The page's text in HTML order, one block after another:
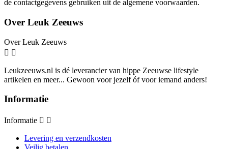
de contactgegevens gebruiken uit de algemene voorwaarden.
Over Leuk Zeeuws
Over Leuk Zeeuws
 
Leukzeeuws.nl is dé leverancier van hippe Zeeuwse lifestyle
artikelen en meer... Gewoon voor jezelf óf voor iemand anders!
Informatie
Informatie  
Levering en verzendkosten